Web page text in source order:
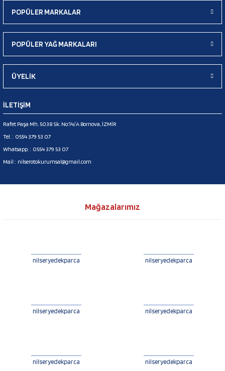
POPÜLER MARKALAR
POPÜLER YAĞ MARKALARI
ÜYELİK
İLETİŞİM
Rafet Paşa Mh. 5038 Sk. No:14/A Bornova, İZMİR
Tel. : 0554 379 53 07
Whatsapp. : 0554 379 53 07
Mail : nilserotokurumsal@gmail.com
Mağazalarımız
nilseryedekparca nilseryedekparca
nilseryedekparca nilseryedekparca
nilseryedekparca nilseryedekparca